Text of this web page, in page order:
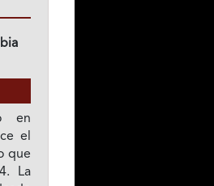
en
el
que
La